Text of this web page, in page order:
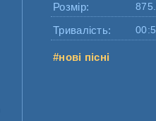
Розмір:
Тривалість:
#нові пісні